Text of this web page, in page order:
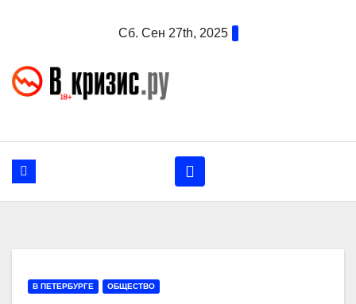
Сб. Сен 27th, 2025
В ПЕТЕРБУРГЕ ОБЩЕСТВО